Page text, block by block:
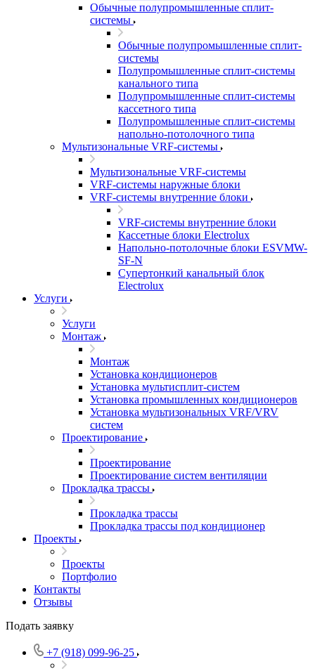
Обычные полупромышленные сплит-
системы
Обычные полупромышленные сплит-
системы
Полупромышленные сплит-системы
канального типа
Полупромышленные сплит-системы
кассетного типа
Полупромышленные сплит-системы
напольно-потолочного типа
Мультизональные VRF-системы
Мультизональные VRF-системы
VRF-системы наружные блоки
VRF-системы внутренние блоки
VRF-системы внутренние блоки
Кассетные блоки Electrolux
Напольно-потолочные блоки ESVMW-
SF-N
Супертонкий канальный блок
Electrolux
Услуги
Услуги
Монтаж
Монтаж
Установка кондиционеров
Установка мультисплит-систем
Установка промышленных кондиционеров
Установка мультизональных VRF/VRV
систем
Проектирование
Проектирование
Проектирование систем вентиляции
Прокладка трассы
Прокладка трассы
Прокладка трассы под кондиционер
Проекты
Проекты
Портфолио
Контакты
Отзывы
Подать заявку
+7 (918) 099-96-25